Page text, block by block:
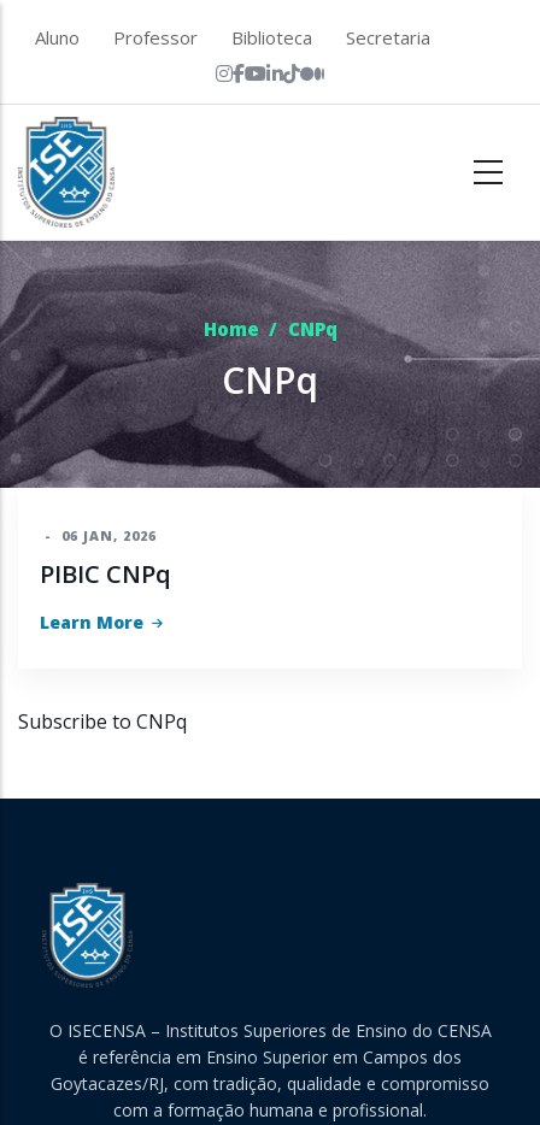
top menu
Aluno Professor Biblioteca Secretaria
Home / CNPq
CNPq
- 06 JAN, 2026
PIBIC CNPq
Learn More
Subscribe to CNPq
O ISECENSA – Institutos Superiores de Ensino do CENSA
é referência em Ensino Superior em Campos dos
Goytacazes/RJ, com tradição, qualidade e compromisso
com a formação humana e profissional.